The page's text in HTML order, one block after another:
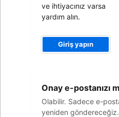
ve ihtiyacınız varsa
yardım alın.
Giriş yapın
Onay e-postanızı
Olabilir. Sadece e-
yeniden göndereceğiz.
posta
adresiniz